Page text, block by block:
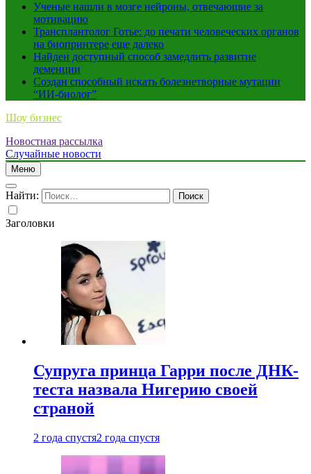
Ученые нашли в мозге нейроны, отвечающие за
мотивацию
Трансплантолог Готье: до печати человеческих органов
на биопринтере еще далеко
Найден доступный способ замедлить развитие
деменции
Создан способный искать болезнетворные мутации
“ИИ-биолог”
Шоу бизнес
Новостная рассылка
Случайные новости
Меню
Найти:
Заголовки
Супруга принца Гарри после ДНК-
теста назвала Нигерию своей
страной
2 года спустя2 года спустя